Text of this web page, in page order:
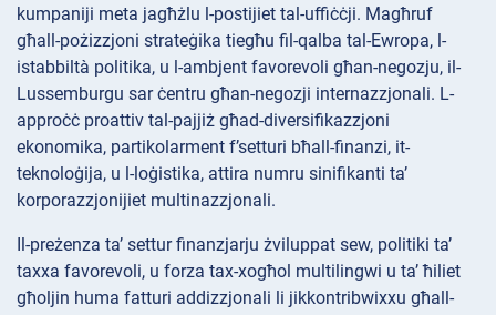
kumpaniji meta jagħżlu l-postijiet tal-uffiċċji. Magħruf
għall-pożizzjoni strateġika tiegħu fil-qalba tal-Ewropa, l-
istabbiltà politika, u l-ambjent favorevoli għan-negozju, il-
Lussemburgu sar ċentru għan-negozji internazzjonali. L-
approċċ proattiv tal-pajjiż għad-diversifikazzjoni
ekonomika, partikolarment f’setturi bħall-finanzi, it-
teknoloġija, u l-loġistika, attira numru sinifikanti ta’
korporazzjonijiet multinazzjonali.
Il-preżenza ta’ settur finanzjarju żviluppat sew, politiki ta’
taxxa favorevoli, u forza tax-xogħol multilingwi u ta’ ħiliet
għoljin huma fatturi addizzjonali li jikkontribwixxu għall-